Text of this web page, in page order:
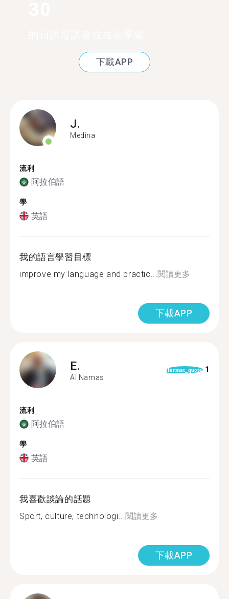
下載APP
J.
Medina
流利
阿拉伯語
學
英語
我的語言學習目標
improve my language and practic... 閱讀更多
下載APP
E.
Al Namas
format_quote 1
流利
阿拉伯語
學
英語
我喜歡談論的話題
Sport, culture, technologi... 閱讀更多
下載APP